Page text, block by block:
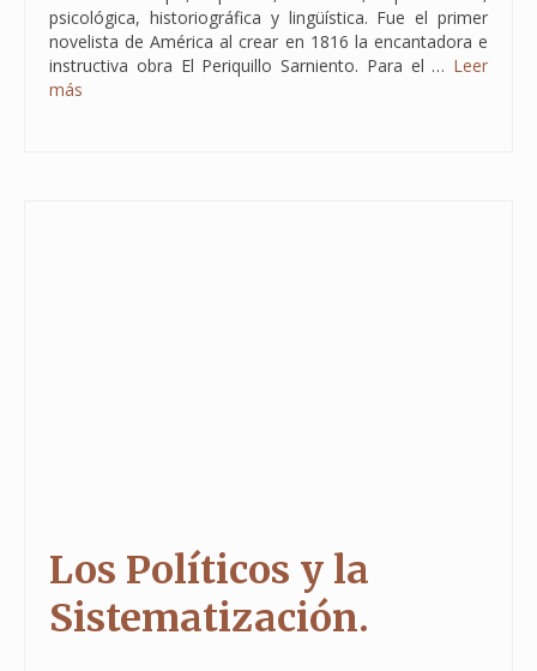
psicológica, historiográfica y lingüística. Fue el primer
novelista de América al crear en 1816 la encantadora e
instructiva obra El Periquillo Sarniento. Para el … Leer
más
Los Políticos y la
Sistematización.